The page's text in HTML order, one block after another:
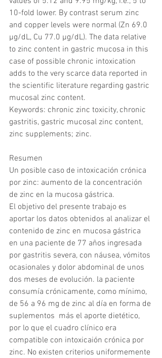
10-fold lower. By contrast serum zinc
and copper levels were normal (Zn 69.0
µg/dL, Cu 77.0 µg/dL). The data relative
to zinc content in gastric mucosa in this
case of possible chronic intoxication
adds to the very scarce data reported in
the scientific literature regarding gastric
mucosal zinc content.
Keywords: chronic zinc toxicity, chronic
gastritis, gastric mucosal zinc content,
zinc supplements; zinc.
Resumen
Un posible caso de intoxicación crónica
por zinc: aumento de la concentración
de zinc en la mucosa gástrica.
El objetivo del presente trabajo es
aportar los datos obtenidos al analizar el
contenido de zinc en mucosa gástrica
en una paciente de 77 años ingresada
por gastritis severa, con náusea, vómitos
ocasionales y dolor abdominal de unos
dos meses de evolución. la paciente
consumía crónicamente, como mínimo,
de 56 a 96 mg de zinc al día en forma de
suplementos  más el aporte dietético,
por lo que el cuadro clínico era
compatible con intoxicaión crónica por
zinc. No existen criterios uniformemente